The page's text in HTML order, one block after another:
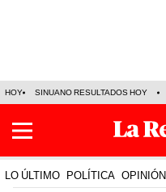
HOY SINUANO RESULTADOS HOY
LO ÚLTIMO POLÍTICA OPINIÓN